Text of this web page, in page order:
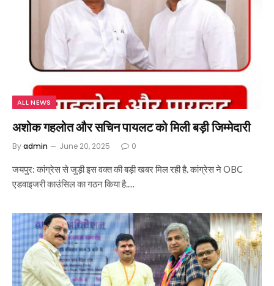
ALL NEWS
अशोक गहलोत और सचिन पायलट को मिली बड़ी जिम्मेदारी
Byadmin June 20, 2025 0
जयपुर: कांग्रेस से जुड़ी इस वक्त की बड़ी खबर मिल रही है. कांग्रेस ने OBC
एडवाइजरी काउंसिल का गठन किया है.…